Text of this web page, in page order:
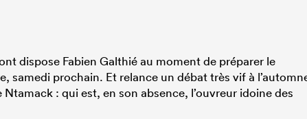
dispose Fabien Galthié au moment de préparer le
samedi prochain. Et relance un débat très vif à
: qui est, en son absence, l’ouvreur idoine des